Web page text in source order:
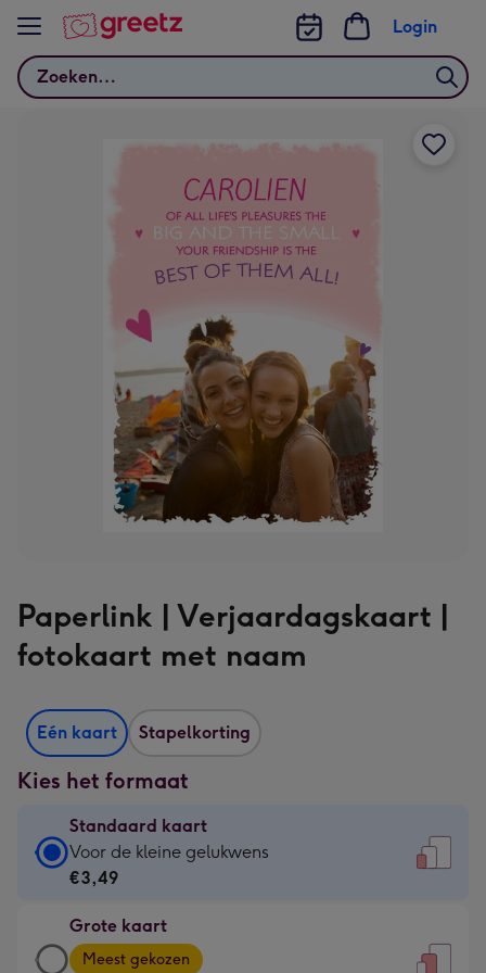
Bekijk meer
Zoeken
Login
Paperlink | Verjaardagskaart |
fotokaart met naam
Eén kaart Stapelkorting
Kies het formaat
Standaard kaart
Standaard
kaart
€3,49
-
Voor de kleine gelukwens
€3,49
Grote kaart
Grote
Meest gekozen